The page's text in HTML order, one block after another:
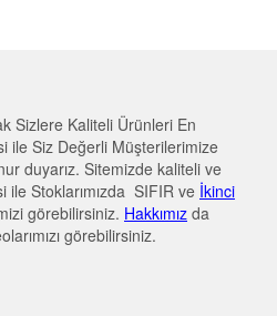
Sizlere Kaliteli Ürünleri En
ile Siz Değerli Müşterilerimize
duyarız. Sitemizde kaliteli ve
ile Stoklarımızda SIFIR ve İkinci
görebilirsiniz. Hakkımız da
görebilirsiniz.